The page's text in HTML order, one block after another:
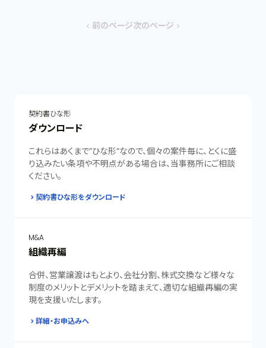
chevron_left 前のページ次のページ chevron_right
契約書ひな形
ダウンロード
これらはあくまで”ひな形”なので、個々の案件毎に、とくに盛
り込みたい条項や不明点がある場合は、当事務所にご相談
ください。
契約書ひな形をダウンロード
M&A
組織再編
合併、営業譲渡はもとより、会社分割、株式交換など様々な
制度のメリットとデメリットを踏まえて、適切な組織再編の実
現を支援いたします。
詳細・お申込みへ